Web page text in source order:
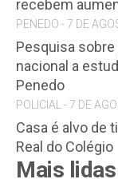
recebem
PENEDO - 7 DE
Pesquisa
nacional a
Penedo
POLICIAL - 7 DE
Casa é alvo de
Real do Colégio
Mais lidas